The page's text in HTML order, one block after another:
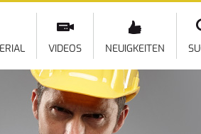
VIDEOS NEUIGKEITEN